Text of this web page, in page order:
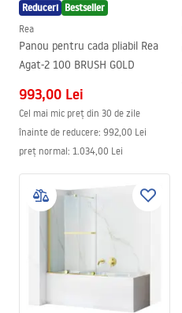
Reduceri Bestseller
Rea
Panou pentru cada pliabil Rea
Agat-2 100 BRUSH GOLD
993,00 Lei
Cel mai mic preț din 30 de zile
înainte de reducere: 992,00 Lei
preț normal: 1.034,00 Lei